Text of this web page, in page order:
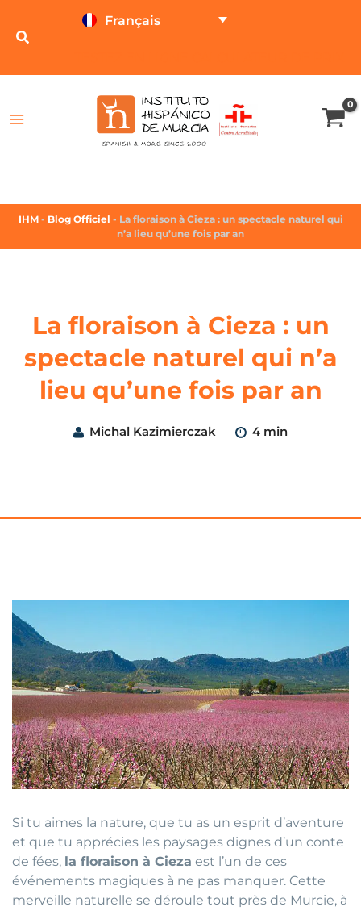
Français
IHM - Blog Officiel - La floraison à Cieza : un spectacle naturel qui
n’a lieu qu’une fois par an
La floraison à Cieza : un
spectacle naturel qui n’a
lieu qu’une fois par an
Michal Kazimierczak 4 min
Si tu aimes la nature, que tu as un esprit d’aventure
et que tu apprécies les paysages dignes d’un conte
de fées, la floraison à Cieza est l’un de ces
événements magiques à ne pas manquer. Cette
merveille naturelle se déroule tout près de Murcie, à